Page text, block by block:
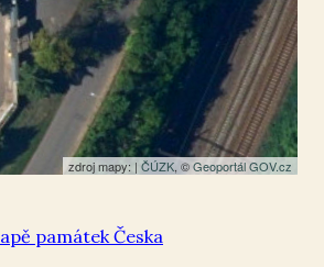
zdroj mapy: | ČÚZK, ©Geoportál GOV.cz
památek Česka